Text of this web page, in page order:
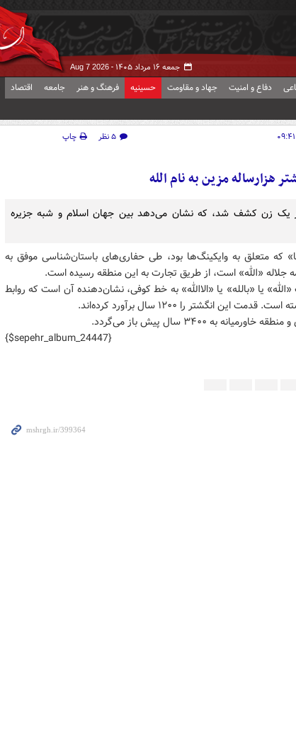
جمعه ۱۶ مرداد ۱۴۰۵ - Aug 7 2026
دفاع و امنیت جهاد و مقاومت حسینیه فرهنگ و هنر جامعه اقتصاد
۵ نظر
چاپ
مزین به نام الله
یک زن کشف شد، که نشان می‌دهد بین جهان اسلام و شبه جزیره
نام «بریکا» که متعلق به وایکینگ‌ها بود، طی حفاری‌های باستان‌شناسی موفق به
جلاله «الله» است، از طریق تجارت به این منطقه رسیده است.
یا «بالله» یا «الا‌الله» به خط کوفی، نشان‌دهنده‌ آن است که روابط
را ۱۲۰۰ سال برآورد کرده‌اند.
۳۴۰۰ سال پیش باز می‌گردد.
{$sepehr_album_24447}